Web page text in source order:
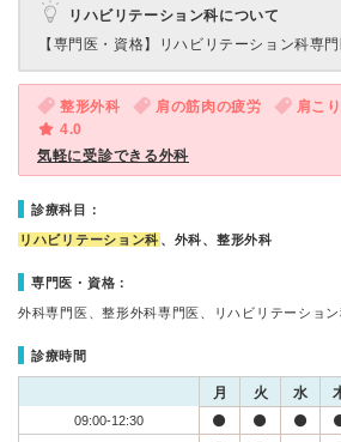
リハビリテーション科について
【専門医・資格】
リハビリテーション科専門
整形外科 肩の筋肉の疲労
肩こ
4.0
気軽に受診できる外科
診療科目：
リハビリテーション科 、外科、整形外科
専門医・資格：
外科専門医、整形外科専門医、リハビリテーショ
診療時間
月 火 水
09:00-12:30